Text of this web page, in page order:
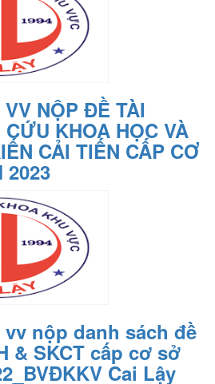
VV NỘP ĐỀ TÀI
CỨU KHOA HỌC VÀ
CẢI TIẾN CẤP CƠ
2023
vv nộp danh sách đề
& SKCT cấp cơ sở
Cai Lậy